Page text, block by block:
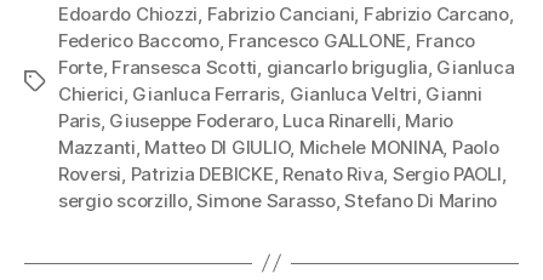
Tag
Edoardo Chiozzi Fabrizio Canciani Fabrizio Carcano,
Federico Baccomo, Francesco GALLONE Franco
Forte, Fransesca Scotti giancarlo briguglia Gianluca
Chierici Gianluca Ferraris Gianluca Veltri Gianni
Paris, Giuseppe Foderaro, Luca Rinarelli Mario
Mazzanti Matteo DI GIULIO, Michele MONINA, Paolo
Roversi Patrizia DEBICKE Renato Riva Sergio PAOLI
sergio scorzillo,Simone Sarasso,Stefano Di Marino